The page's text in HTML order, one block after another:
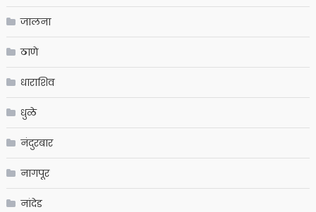
जालना
ठाणे
धाराशिव
धुळे
नंदुरबार
नागपूर
नांदेड